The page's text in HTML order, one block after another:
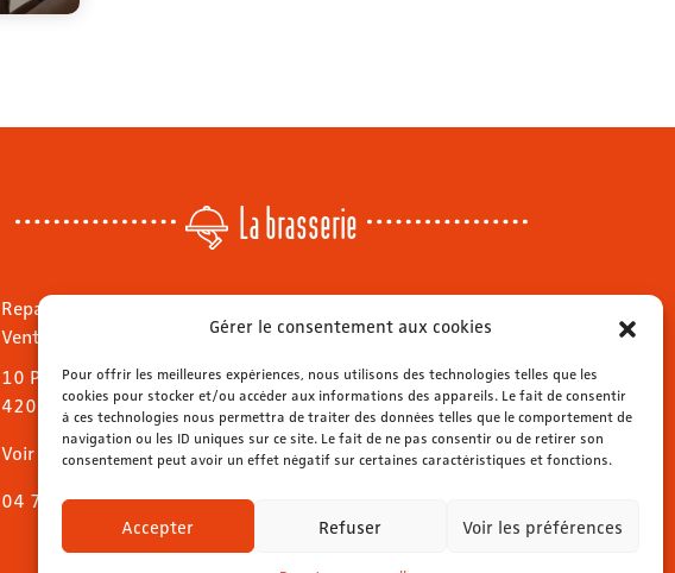
Gérer le consentement aux cookies
Pour offrir les meilleures expériences, nous utilisons des technologies telles que les
cookies pour stocker et/ou accéder aux informations des appareils. Le fait de consentir
à ces technologies nous permettra de traiter des données telles que le comportement de
navigation ou les ID uniques sur ce site. Le fait de ne pas consentir ou de retirer son
consentement peut avoir un effet négatif sur certaines caractéristiques et fonctions.
Accepter Refuser Voir les préférences
La brasserie
Repas sur place
Vente à emporter
10 Pl. Jean Jaurès
42000 Saint-Étienne
Voir le menu
04 77 32 40 92
Mardi & mercredi: 11h - 00h30
Jeudi: 11h - 1h
Vendredi & samedi: 11h - 1h30
Dimanche: 11h - 00h